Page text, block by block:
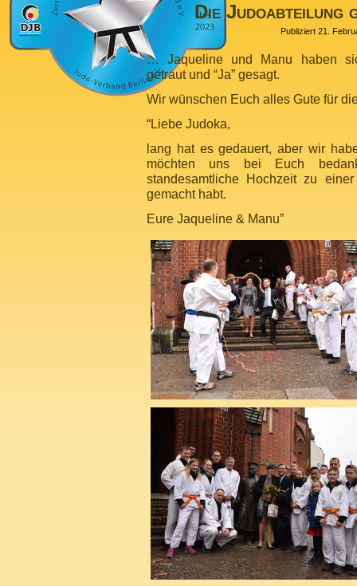
Die
Publiziert 21.
… Jaqueline und Manu haben
getraut und “Ja” gesagt.
Wir wünschen Euch alles Gute für
“Liebe Judoka,
lang hat es gedauert, aber wir
möchten uns bei Euch
standesamtliche Hochzeit zu
gemacht habt.
Eure Jaqueline & Manu”